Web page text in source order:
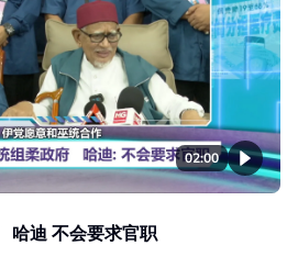
02:00
哈迪 不会要求官职